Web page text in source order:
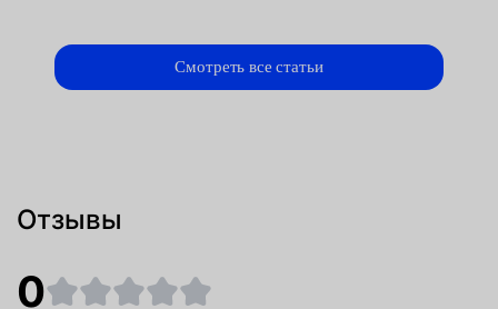
Смотреть все статьи
Отзывы
0